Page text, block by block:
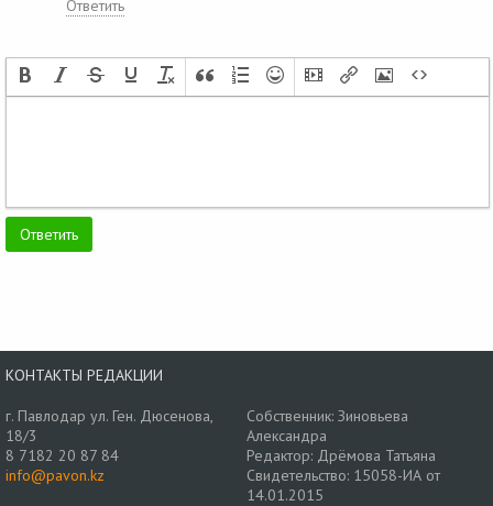
Ответить
КОНТАКТЫ РЕДАКЦИИ
г. Павлодар ул. Ген. Дюсенова,
18/3
8 7182 20 87 84
info@pavon.kz
Собственник: Зиновьева
Александра
Редактор: Дрёмова Татьяна
Свидетельство: 15058-ИА от
14.01.2015